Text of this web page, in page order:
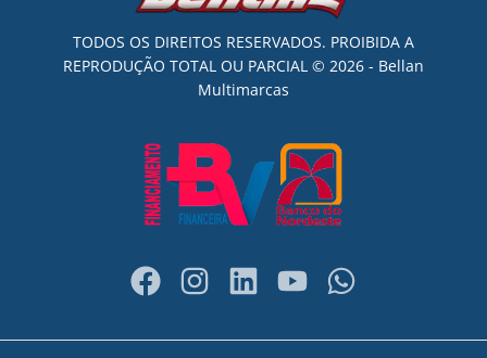
TODOS OS DIREITOS RESERVADOS. PROIBIDA A
REPRODUÇÃO TOTAL OU PARCIAL © 2026 - Bellan
Multimarcas